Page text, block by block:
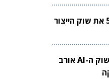
"המלחמה הכפילה פי 5 את שוק הייצור
צוואר הבקבוק הבא בשוק ה-AI אורב